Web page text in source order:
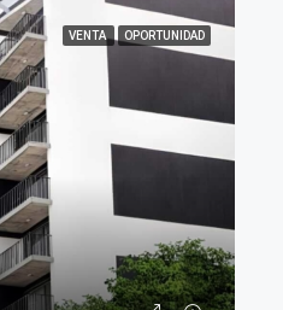
VENTA OPORTUNIDAD